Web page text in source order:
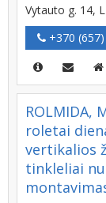
Vytauto g. 14,
+370
ROLMIDA,
roletai
vertikalios
tinkleliai